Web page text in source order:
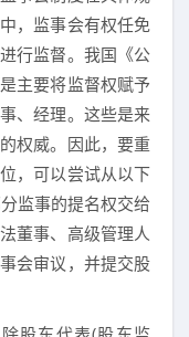
，监事会有权任免
行监督。我国《公
主要将监督权赋予
、经理。这些是来
权威。因此，要重
，可以尝试从以下
监事的提名权交给
董事、高级管理人
会审议，并提交股